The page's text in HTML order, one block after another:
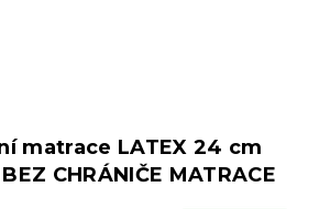
matrace LATEX 24 cm
CHRÁNIČE MATRACE